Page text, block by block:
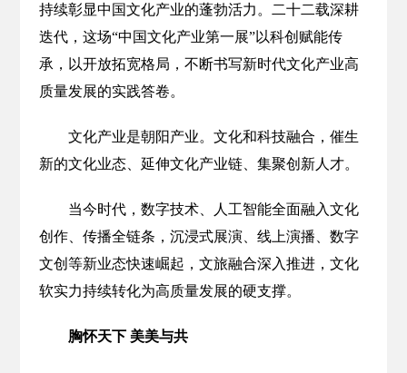
持续彰显中国文化产业的蓬勃活力。二十二载深耕
迭代，这场“中国文化产业第一展”以科创赋能传
承，以开放拓宽格局，不断书写新时代文化产业高
质量发展的实践答卷。
文化产业是朝阳产业。文化和科技融合，催生
新的文化业态、延伸文化产业链、集聚创新人才。
当今时代，数字技术、人工智能全面融入文化
创作、传播全链条，沉浸式展演、线上演播、数字
文创等新业态快速崛起，文旅融合深入推进，文化
软实力持续转化为高质量发展的硬支撑。
胸怀天下 美美与共